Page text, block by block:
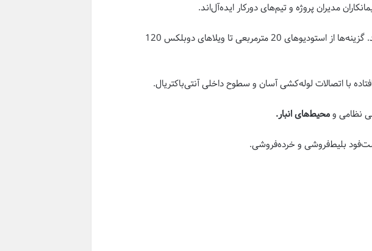
مدیران پروژه و تیم‌های دورکار ایده‌آل‌اند.
این واحدها برای مالکان خصوصی خانه‌های مزرعه‌ای و فضاهای اجاره‌ای گردشگری طراحی شده‌اند. گزینه‌ها از استودیوهای 20 مترمربعی تا ویلاهای دوبلکس 120
با اتصالات لوله‌کشی آسان و سطوح داخلی آنتی‌باکتریال.
نظامی ومحیط‌های انبار.
بلیط‌فروشی و خرده‌فروشی.